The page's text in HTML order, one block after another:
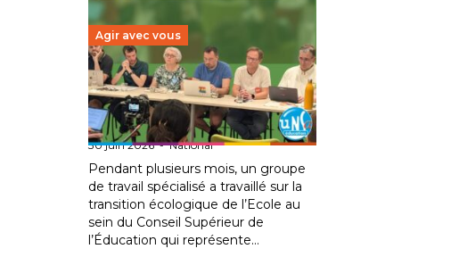
Agir avec vous
Transition écologique de
l’éducation : l’UNSA Éducation
fait bouger les lignes
30 juin 2026-National
Pendant plusieurs mois, un groupe
de travail spécialisé a travaillé sur la
transition écologique de l’Ecole au
sein du Conseil Supérieur de
l’Éducation qui représente…